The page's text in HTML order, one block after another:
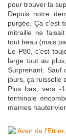
pour trouver la
Depuis notre
purgée. Ça c'est
mitraille ne
tout beau (mais
Le P80, c'est
large tout au
Surprenant. Sauf
jours, ça ruisselle
Plus bas, vers -
terminale
marnes